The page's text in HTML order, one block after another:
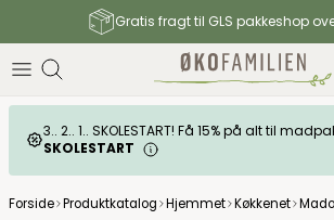
Gratis fragt til GLS pakkeshop
3.. 2.. 1.. SKOLESTART! Få 15% på alt til
SKOLESTART
Forside Produktkatalog Hjemmet Køkkenet